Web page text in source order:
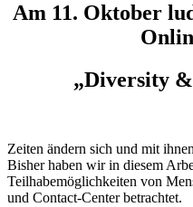
Am 11. Oktober
„Diversity
Zeiten ändern sich und mit
Bisher haben wir in diesem
Teilhabemöglichkeiten von
und Contact-Center betrachtet.